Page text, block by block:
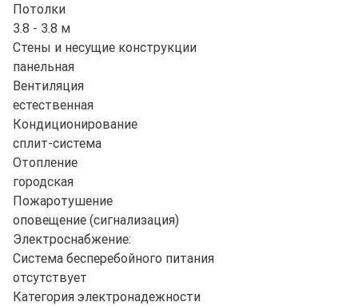
Потолки
3.8 - 3.8 м
Стены и несущие конструкции
панельная
Вентиляция
естественная
Кондиционирование
сплит-система
Отопление
городская
Пожаротушение
оповещение (сигнализация)
Электроснабжение:
Система бесперебойного питания
отсутствует
Категория электронадежности